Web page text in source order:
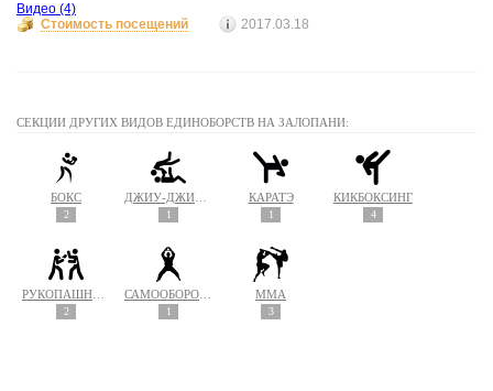
Видео (4)
Стоимость посещений
2017.03.18
СЕКЦИИ ДРУГИХ ВИДОВ ЕДИНОБОРСТВ НА ЗАЛОПАНИ:
БОКС
2 1
КАРАТЭ
1
КИКБОКСИНГ
4
2 1
MMA
3